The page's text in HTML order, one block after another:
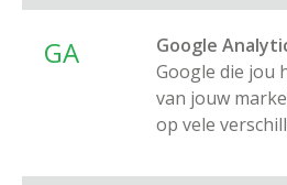
GA Google
Google die jou
van jouw
op vele